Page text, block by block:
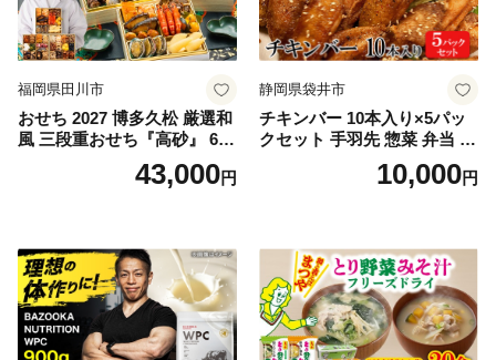
福岡県田川市
おせち 2027 博多久松 厳選和
風 三段重おせち『高砂』 6.5
寸 3段重 2～3人前 おせち料
理 重箱 お正月 冷凍おせち 縁
ち 本格おせち おせち予約 年
末 年始 お取り寄せ 新春 贅沢
おせち こだわりおせち 惣菜
老舗おせち ふるさと納税お
せち 御節 お節料理 正月 調理
不要 おせち料理2027
43,000円
静岡県袋井市
チキンバー 10本入り×5パッ
クセット 手羽先 惣菜 弁当 お
かず お酒 おつまみ ギフト キ
ャンプ アウトドア キャンプ
10,000円